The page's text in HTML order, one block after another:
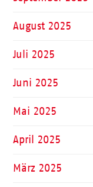
August 2025
Juli 2025
Juni 2025
Mai 2025
April 2025
März 2025